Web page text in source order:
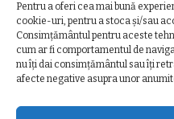
Pentru a oferi cea mai bună
cookie-uri, pentru a stoca și/sau
Consimțământul pentru aceste
cum ar fi comportamentul de
nu îți dai consimțământul sau îți
afecte negative asupra unor
Ziua Unirii Principatelor Române
– Clădiri și poduri din Cluj,
iluminate în culorile drapelului